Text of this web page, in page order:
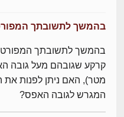
בהמשך לתשובתך
בהמשך לתשובתך
קרקע שגובהם מעל גובה
מטר), האם ניתן לפנות את
המגרש לגובה האפס?